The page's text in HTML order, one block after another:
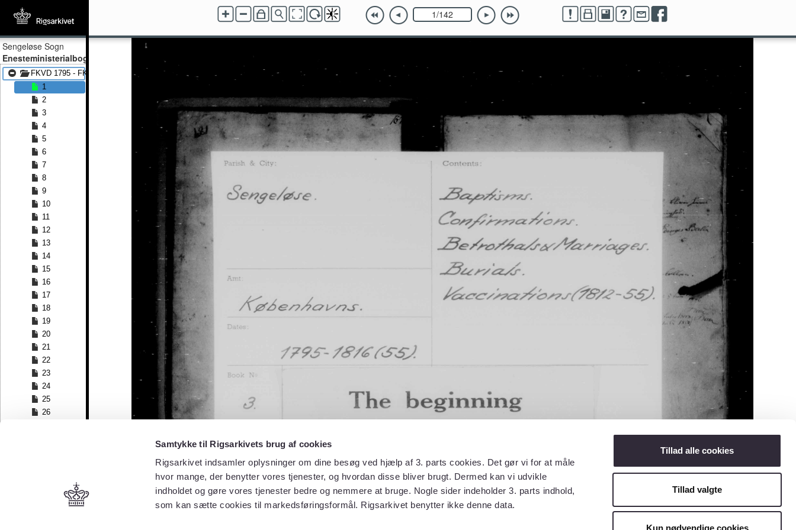
Samtykke til Rigsarkivets brug af cookies
Rigsarkivet indsamler oplysninger om dine besøg ved hjælp af 3. parts cookies. Det gør vi for at måle
hvor mange, der benytter vores tjenester, og hvordan disse bliver brugt. Dermed kan vi udvikle
indholdet og gøre vores tjenester bedre og nemmere at bruge. Nogle sider indeholder 3. parts indhold,
som kan sætte cookies til markedsføringsformål. Rigsarkivet benytter ikke denne data.
Tillad alle cookies
Tillad valgte
Kun nødvendige cookies
Sengeløse Sogn
Enesteministerialbog
FKVD 1795 - FKVD 1816
1
2
3
4
5
6
7
8
9
10
11
12
13
14
15
16
17
18
19
20
21
22
23
24
25
26